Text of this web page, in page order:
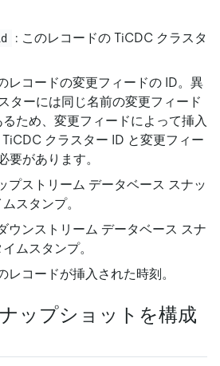
: このレコードの TiCDC クラスタ
レコードの変更フィードの ID。異
ターには同じ名前の変更フィード
ため、変更フィードによって挿入
TiCDC クラスター ID と変更フィー
要があります。
プストリーム データベース スナッ
スタンプ。
ウンストリーム データベース スナ
ムスタンプ。
レコードが挿入された時刻。
ップショットを構成